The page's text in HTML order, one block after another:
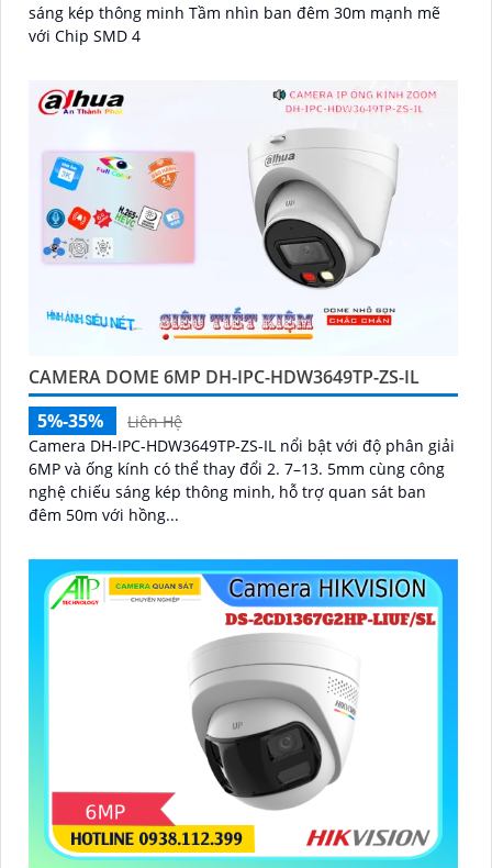
sáng kép thông minh Tầm nhìn ban đêm 30m mạnh mẽ
với Chip SMD 4
CAMERA DOME 6MP DH-IPC-HDW3649TP-ZS-IL
5%-35%
Liên Hệ
Camera DH-IPC-HDW3649TP-ZS-IL nổi bật với độ phân giải
6MP và ống kính có thể thay đổi 2. 7–13. 5mm cùng công
nghệ chiếu sáng kép thông minh, hỗ trợ quan sát ban
đêm 50m với hồng...